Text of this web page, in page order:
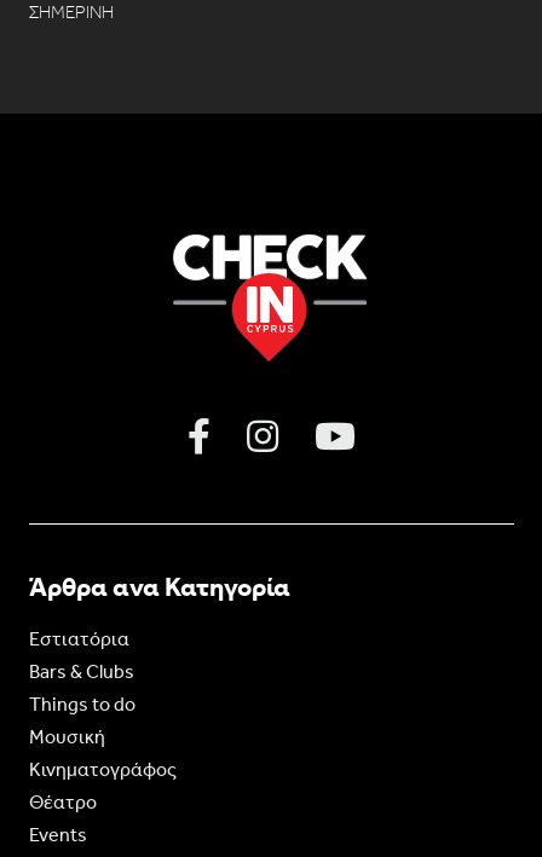
ΣΗΜΕΡΙΝΗ
Άρθρα ανα Κατηγορία
Εστιατόρια
Bars & Clubs
Things to do
Moυσική
Κινηματογράφος
Θέατρο
Events